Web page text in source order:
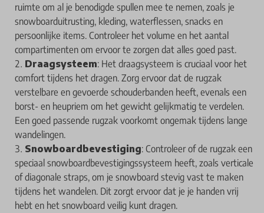
ruimte om al je benodigde spullen mee te nemen, zoals je
snowboarduitrusting, kleding, waterflessen, snacks en
persoonlijke items. Controleer het volume en het aantal
compartimenten om ervoor te zorgen dat alles goed past.
Draagsysteem: Het draagsysteem is cruciaal voor het
comfort tijdens het dragen. Zorg ervoor dat de rugzak
verstelbare en gevoerde schouderbanden heeft, evenals een
borst- en heupriem om het gewicht gelijkmatig te verdelen.
Een goed passende rugzak voorkomt ongemak tijdens lange
wandelingen.
Snowboardbevestiging: Controleer of de rugzak een
speciaal snowboardbevestigingssysteem heeft, zoals verticale
of diagonale straps, om je snowboard stevig vast te maken
tijdens het wandelen. Dit zorgt ervoor dat je je handen vrij
hebt en het snowboard veilig kunt dragen.